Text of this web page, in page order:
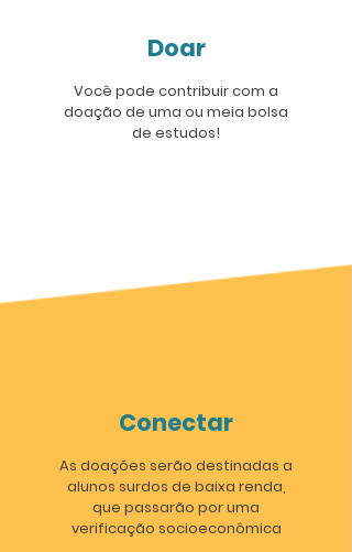
Você pode contribuir com a
doação de uma ou meia bolsa
de estudos!
Doar
As doações serão destinadas a
alunos surdos de baixa renda,
que passarão por uma
verificação socioeconômica
Conectar